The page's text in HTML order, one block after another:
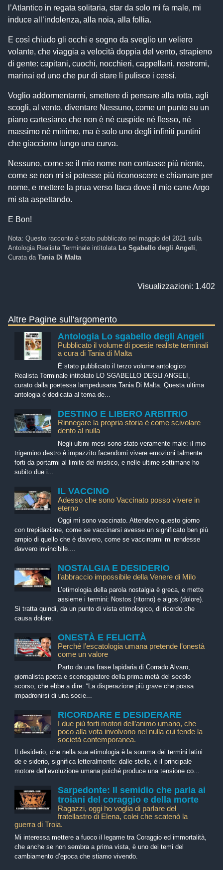
l’Atlantico in regata solitaria, star da solo mi fa male, mi
induce all’indolenza, alla noia, alla follia.
E così chiudo gli occhi e sogno da sveglio un veliero
volante, che viaggia a velocità doppia del vento, strapieno
di gente: capitani, cuochi, nocchieri, cappellani, nostromi,
marinai ed uno che pur di stare lì pulisce i cessi.
Voglio addormentarmi, smettere di pensare alla rotta, agli
scogli, al vento, diventare Nessuno, come un punto su un
piano cartesiano che non è né cuspide né flesso, né
massimo né minimo, ma è solo uno degli infiniti puntini
che giacciono lungo una curva.
Nessuno, come se il mio nome non contasse più niente,
come se non mi si potesse più riconoscere e chiamare per
nome, e mettere la prua verso Itaca dove il mio cane Argo
mi sta aspettando.
E Bon!
Nota: Questo racconto è stato pubblicato nel maggio del 2021 sulla
Antologia Realista Terminale intitolata Lo Sgabello degli Angeli
Curata da Tania Di Malta
Visualizzazioni: 1.402
Altre Pagine sull'argomento
Antologia Lo sgabello degli Angeli
Pubblicato il volume di poesie realiste terminali
a cura di Tania di Malta
È stato pubblicato il terzo volume antologico
Realista Terminale intitolato LO SGABELLO DEGLI ANGELI,
curato dalla poetessa lampedusana Tania Di Malta. Questa ultima
antologia è dedicata al tema de...
DESTINO E LIBERO ARBITRIO
Rinnegare la propria storia è come scivolare
dento al nulla
Negli ultimi mesi sono stato veramente male: il mio
trigemino destro è impazzito facendomi vivere emozioni talmente
forti da portarmi al limite del mistico, e nelle ultime settimane ho
subito due i...
IL VACCINO
Adesso che sono Vaccinato posso vivere in
eterno
Oggi mi sono vaccinato. Attendevo questo giorno
con trepidazione, come se vaccinarsi avesse un significato ben più
ampio di quello che è davvero, come se vaccinarmi mi rendesse
davvero invincibile....
NOSTALGIA E DESIDERIO
l’abbraccio impossibile della Venere di Milo
L’etimologia della parola nostalgia è greca, e mette
assieme i termini: Nostos (ritorno) e algos (dolore).
Si tratta quindi, da un punto di vista etimologico, di ricordo che
causa dolore.
ONESTÀ E FELICITÀ
Perché l’escatologia umana pretende l’onestà
come un valore
Parto da una frase lapidaria di Corrado Alvaro,
giornalista poeta e sceneggiatore della prima metà del secolo
scorso, che ebbe a dire: “La disperazione più grave che possa
impadronirsi di una socie...
RICORDARE E DESIDERARE
I due più forti motori dell’animo umano, che
poco alla vota involvono nel nulla cui tende la
società contemporanea.
Il desiderio, che nella sua etimologia è la somma dei termini latini
de e siderio, significa letteralmente: dalle stelle, è il principale
motore dell’evoluzione umana poiché produce una tensione co...
Sarpedonte: Il semidio che parla ai
troiani del coraggio e della morte
Ragazzi, oggi ho voglia di parlare del
fratellastro di Elena, colei che scatenò la
guerra di Troia.
Mi interessa mettere a fuoco il legame tra Coraggio ed immortalità,
che anche se non sembra a prima vista, è uno dei temi del
cambiamento d’epoca che stiamo vivendo.